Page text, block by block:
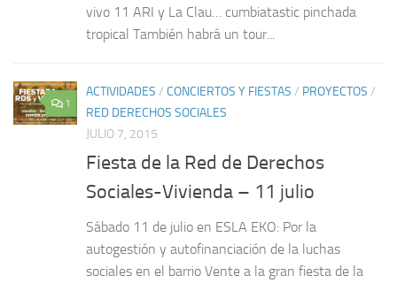
vivo 11 ARI y La Clau… cumbiatastic pinchada
tropical También habrá un tour...
1
ACTIVIDADES / CONCIERTOS Y FIESTAS / PROYECTOS /
RED DERECHOS SOCIALES
JULIO 7, 2015
Fiesta de la Red de Derechos
Sociales-Vivienda – 11 julio
Sábado 11 de julio en ESLA EKO: Por la
autogestión y autofinanciación de la luchas
sociales en el barrio Vente a la gran fiesta de la